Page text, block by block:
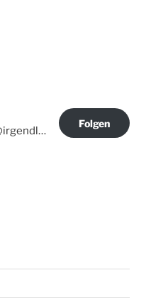
@irgendlink.de@irgendlink.de
Folgen